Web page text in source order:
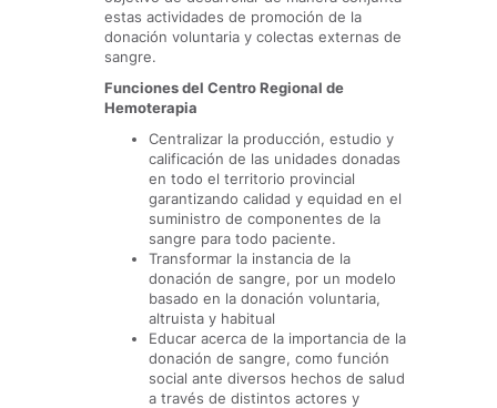
estas actividades de promoción de la
donación voluntaria y colectas externas de
sangre.
Funciones del Centro Regional de
Hemoterapia
Centralizar la producción, estudio y
calificación de las unidades donadas
en todo el territorio provincial
garantizando calidad y equidad en el
suministro de componentes de la
sangre para todo paciente.
Transformar la instancia de la
donación de sangre, por un modelo
basado en la donación voluntaria,
altruista y habitual
Educar acerca de la importancia de la
donación de sangre, como función
social ante diversos hechos de salud
a través de distintos actores y